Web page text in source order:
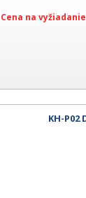
Cena na vyžiadanie
KH-